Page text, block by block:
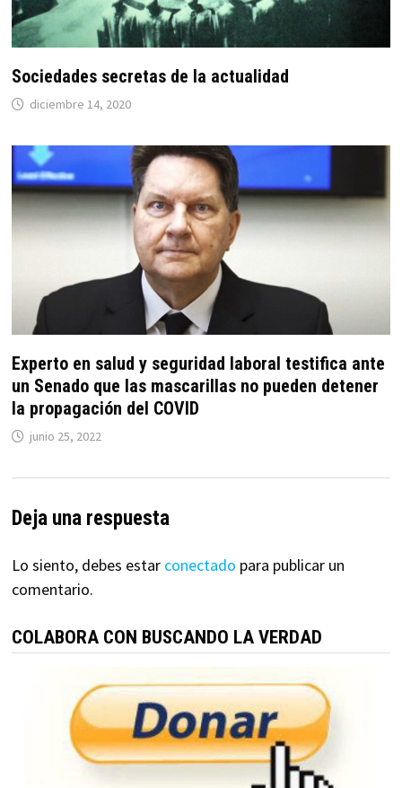
Sociedades secretas de la actualidad
diciembre 14, 2020
Experto en salud y seguridad laboral testifica ante
un Senado que las mascarillas no pueden detener
la propagación del COVID
junio 25, 2022
Deja una respuesta
Lo siento, debes estar conectado para publicar un
comentario.
COLABORA CON BUSCANDO LA VERDAD